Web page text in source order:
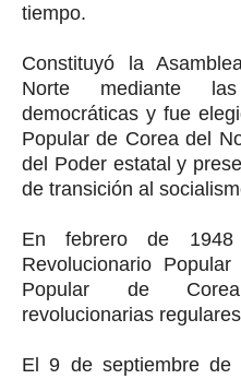
tiempo.
Constituyó la
Norte mediante
democráticas y fue
Popular de Corea del
del Poder estatal y
de transición al
En febrero de 1948
Revolucionario
Popular de
revolucionarias
El 9 de septiembre de